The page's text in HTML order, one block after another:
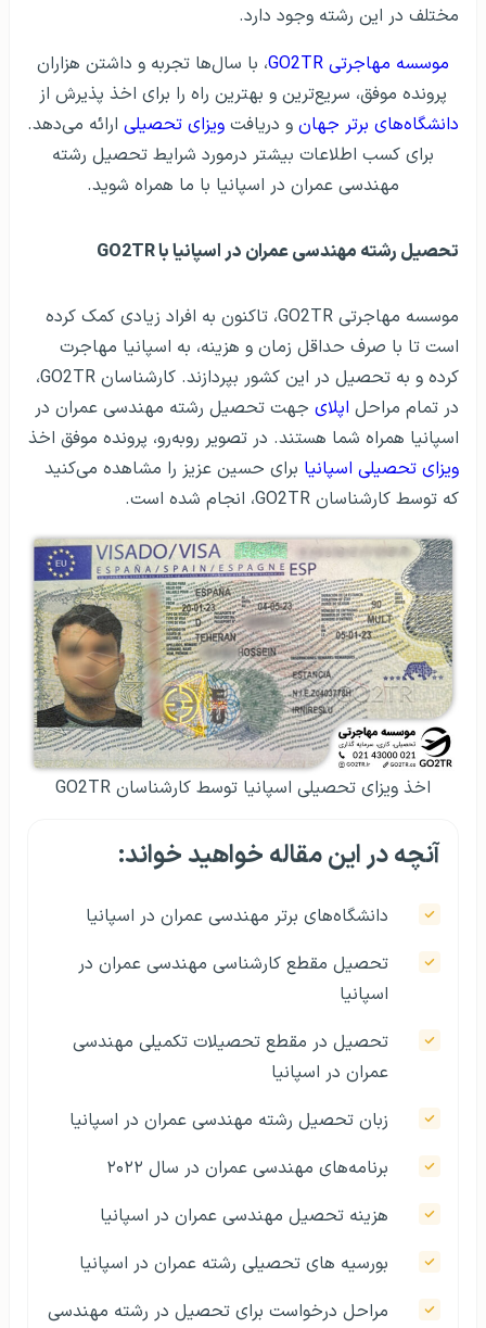
مختلف در این رشته وجود دارد.
موسسه مهاجرتی GO2TR
، با سال‌ها تجربه و داشتن هزاران
پرونده موفق، سریع‌ترین و بهترین راه را برای اخذ پذیرش از
دانشگاه‌های برتر جهان و دریافت ویزای تحصیلی ارائه می‌دهد.
برای کسب اطلاعات بیشتر درمورد شرایط تحصیل رشته
مهندسی عمران در اسپانیا با ما همراه شوید.
تحصیل رشته مهندسی عمران در اسپانیا با GO2TR
موسسه مهاجرتی GO2TR، تاکنون به افراد زیادی کمک کرده
است تا با صرف حداقل زمان و هزینه، به اسپانیا مهاجرت
کرده و به تحصیل در این کشور بپردازند. کارشناسان GO2TR،
در تمام مراحل اپلای جهت تحصیل رشته مهندسی عمران در
اسپانیا همراه شما هستند. در تصویر روبه‌رو، پرونده موفق اخذ
ویزای تحصیلی اسپانیا برای حسین عزیز را مشاهده می‌کنید
که توسط کارشناسان GO2TR، انجام شده است.
اخذ ویزای تحصیلی اسپانیا توسط کارشناسان GO2TR
آنچه در این مقاله خواهید خواند:
دانشگاه‌های برتر مهندسی عمران در اسپانیا
تحصیل مقطع کارشناسی مهندسی عمران در
اسپانیا
تحصیل در مقطع تحصیلات تکمیلی مهندسی
عمران در اسپانیا
زبان تحصیل رشته مهندسی عمران در اسپانیا
برنامه‌های مهندسی عمران در سال ۲۰۲۲
هزینه تحصیل مهندسی عمران در اسپانیا
بورسیه های تحصیلی رشته عمران در اسپانیا
مراحل درخواست برای تحصیل در رشته مهندسی